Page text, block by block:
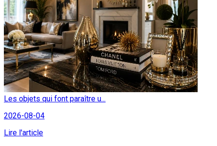
Les objets qui font paraître u...
2026-08-04
Lire l'article